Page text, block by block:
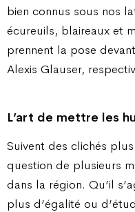
bien connus sous nos
écureuils, blaireaux et
prennent la pose
Alexis Glauser,
L’art de mettre les
Suivent des clichés
question de plusieurs
dans la région. Qu’il
plus d’égalité ou